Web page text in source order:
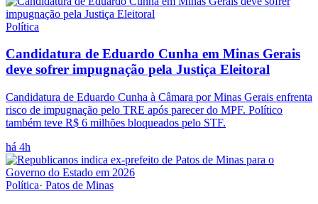
Política
Candidatura de Eduardo Cunha em Minas Gerais
deve sofrer impugnação pela Justiça Eleitoral
Candidatura de Eduardo Cunha à Câmara por Minas Gerais enfrenta
risco de impugnação pelo TRE após parecer do MPF. Político
também teve R$ 6 milhões bloqueados pelo STF.
há 4h
Política· Patos de Minas